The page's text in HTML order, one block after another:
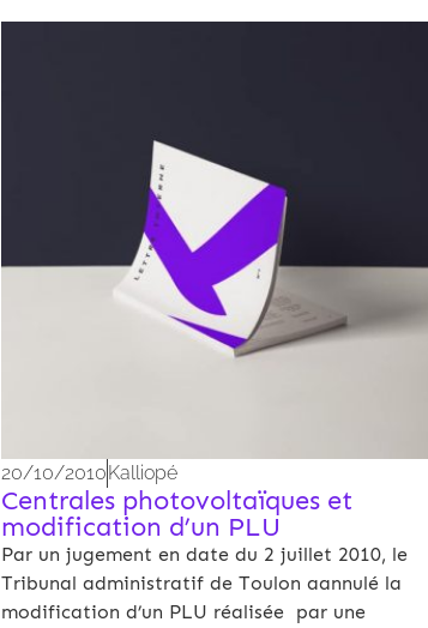
20/10/2010 Kalliopé
Centrales photovoltaïques et
modification d’un PLU
Par un jugement en date du 2 juillet 2010, le
Tribunal administratif de Toulon aannulé la
modification d’un PLU réalisée par une